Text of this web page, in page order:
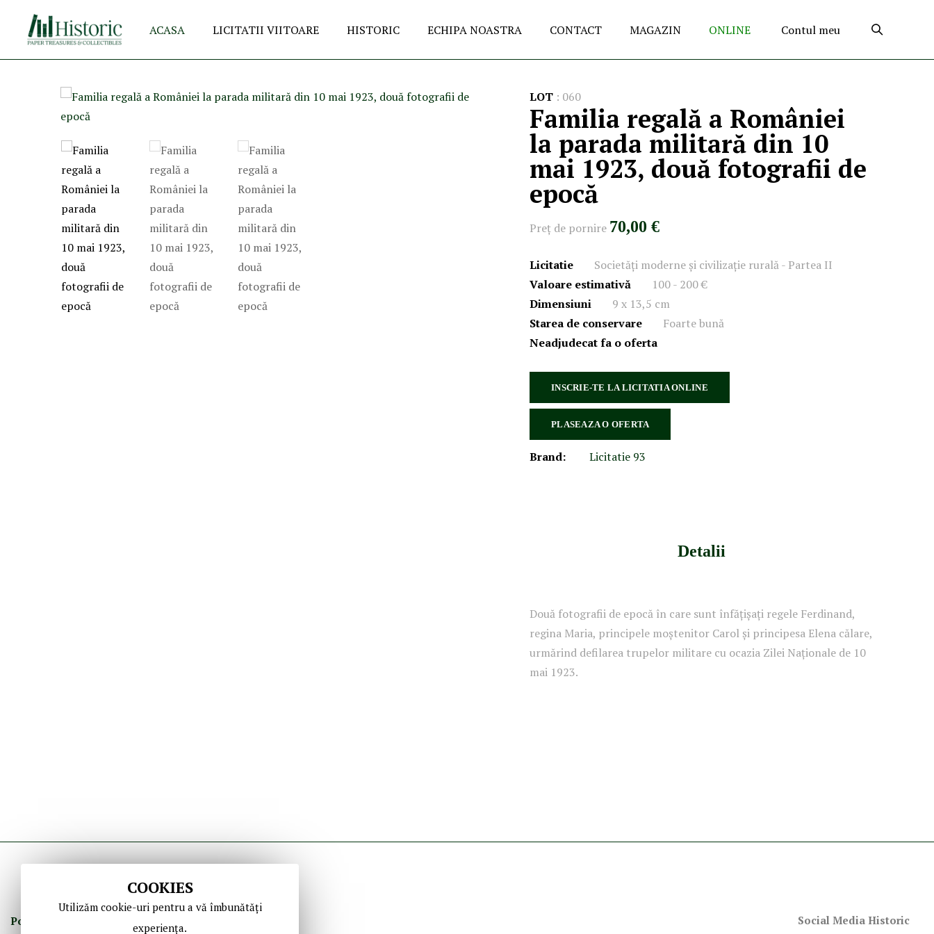
ACASA LICITATII VIITOARE HISTORIC ECHIPA NOASTRA CONTACT MAGAZIN ONLINE Contul meu
LOT : 060
Familia regală a României
la parada militară din 10
mai 1923, două fotografii de
epocă
Preţ de pornire 70,00 €
Licitatie
Societăți moderne și civilizație rurală - Partea II
Valoare estimativă
100 - 200 €
Dimensiuni
9 x 13,5 cm
Starea de conservare
Foarte bună
Neadjudecat fa o oferta
INSCRIE-TE LA LICITATIA ONLINE
PLASEAZA O OFERTA
Brand: Licitatie 93
Detalii
Două fotografii de epocă în care sunt înfățișați regele Ferdinand,
regina Maria, principele moștenitor Carol și principesa Elena călare,
urmărind defilarea trupelor militare cu ocazia Zilei Naționale de 10
mai 1923.
COOKIES
Utilizăm cookie-uri pentru a vă îmbunătăți
experiența.
Politica de Confidenţ Social Media Historic